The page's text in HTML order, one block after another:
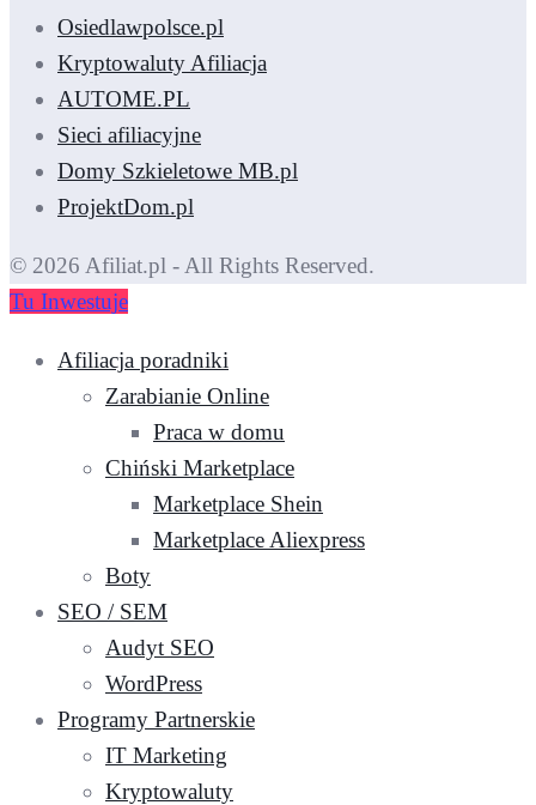
Osiedlawpolsce.pl
Kryptowaluty Afiliacja
AUTOME.PL
Sieci afiliacyjne
Domy Szkieletowe MB.pl
ProjektDom.pl
© 2026 Afiliat.pl - All Rights Reserved.
Tu Inwestuje
Afiliacja poradniki
Zarabianie Online
Praca w domu
Chiński Marketplace
Marketplace Shein
Marketplace Aliexpress
Boty
SEO / SEM
Audyt SEO
WordPress
Programy Partnerskie
IT Marketing
Kryptowaluty